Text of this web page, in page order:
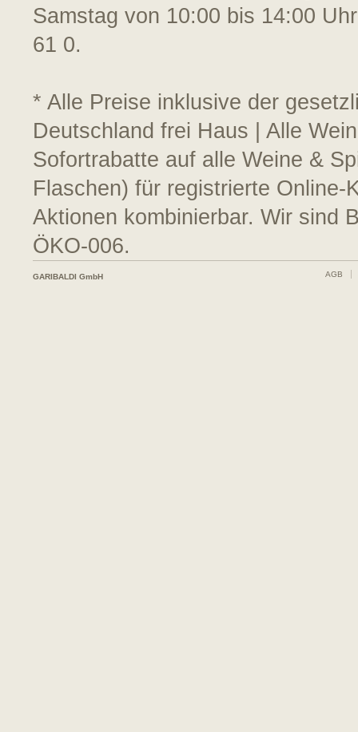
Samstag von 10:00 bis 14:00
61 0.
* Alle Preise inklusive der
Deutschland frei Haus | Alle
Sofortrabatte auf alle Weine &
Flaschen) für registrierte
Aktionen kombinierbar. Wir sind
ÖKO-006.
GARIBALDI GmbH AGB